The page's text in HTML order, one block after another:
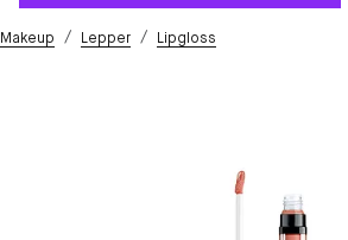
Makeup / Lepper / Lipgloss